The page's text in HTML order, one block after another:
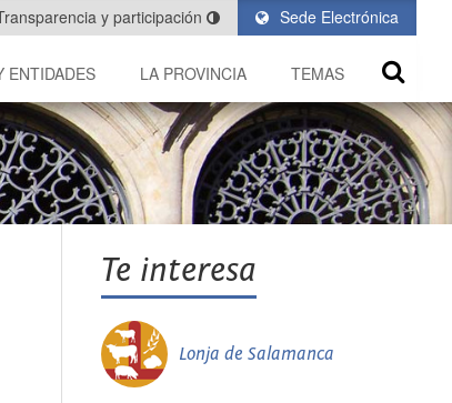
Sede Electrónica
y participación
ENTIDADES LA PROVINCIA TEMAS
Te interesa
Lonja de Salamanca